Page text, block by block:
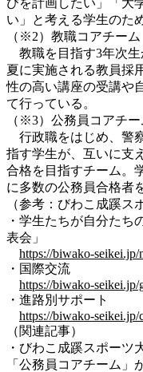
い」と考える学生のた
（※2）教職コアチーム
教職を目指す3年次生
夏に実施される教員採
性の高い講座の受講や
て行っている。
（※3）公務員コアチー
行政職をはじめ、警
指す学生が、互いに支
合格を目指すチーム。
に多数の公務員合格者
（参考：びわこ成蹊ス
・学生たちが自分たち
表会」
https://biwako-seikei.jp/
・国際交流
https://biwako-seikei.jp/
・進路別サポート
https://biwako-seikei.jp/
（関連記事）
・びわこ成蹊スポーツ
「公務員コアチーム